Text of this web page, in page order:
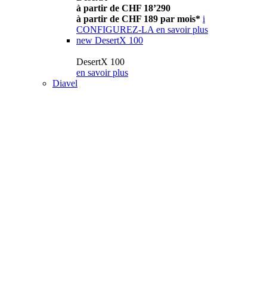
à partir de CHF 18’290
à partir de CHF 189 par mois* i
CONFIGUREZ-LA en savoir plus
new DesertX 100
DesertX 100
en savoir plus
Diavel